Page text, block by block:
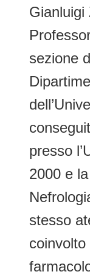
Gianluigi
sezione
presso
2000 e
stesso